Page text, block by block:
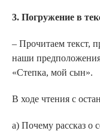
3. Погружение в
– Прочитаем текст,
наши
«Степка, мой сын».
В ходе чтения с
а) Почему рассказ о